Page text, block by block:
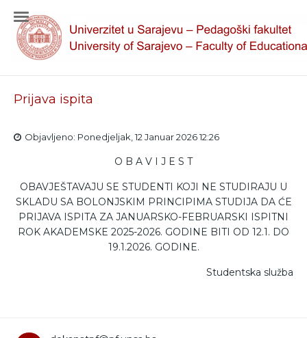
Prijava ispita
Objavljeno: Ponedjeljak, 12 Januar 2026 12:26
O B A V I J E S T
OBAVJEŠTAVAJU SE STUDENTI KOJI NE STUDIRAJU U
SKLADU SA BOLONJSKIM PRINCIPIMA STUDIJA DA ĆE
PRIJAVA ISPITA ZA JANUARSKO-FEBRUARSKI ISPITNI
ROK AKADEMSKE 2025-2026. GODINE BITI OD 12.1. DO
19.1.2026. GODINE.
Studentska služba